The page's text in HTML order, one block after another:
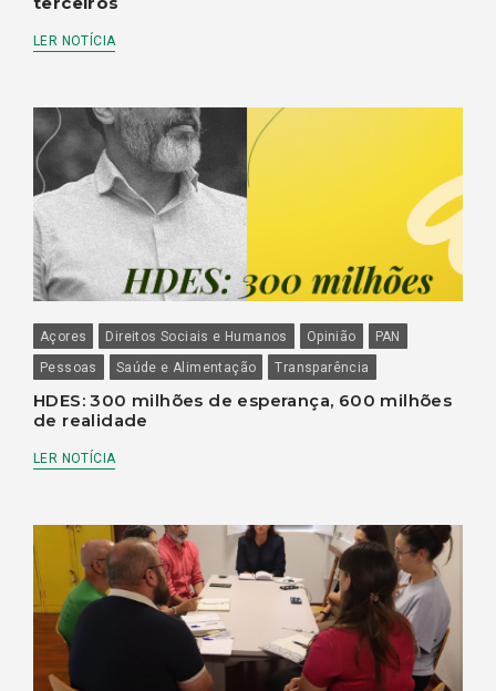
LER NOTÍCIA
Açores Direitos Sociais e Humanos Opinião
PAN
Pessoas
Saúde e Alimentação Transparência
HDES: 300 milhões de esperança, 600 milhões
de realidade
LER NOTÍCIA